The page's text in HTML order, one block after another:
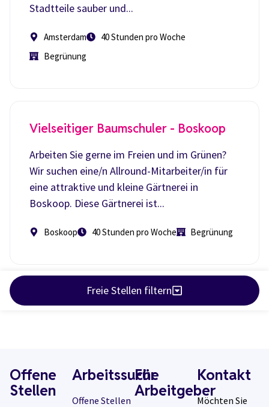
Stadtteile sauber und...
Amsterdam
40 Stunden pro Woche
Begrünung
Vielseitiger Baumschuler - Boskoop
Arbeiten Sie gerne im Freien und im Grünen?
Wir suchen eine/n Allround-Mitarbeiter/in für
eine attraktive und kleine Gärtnerei in
Boskoop. Diese Gärtnerei ist...
Boskoop 40 Stunden pro Woche Begrünung
Freie Stellen filtern
Offene
Stellen
Arbeitssuche
Offene Stellen
Für
Arbeitgeber
Kontakt
Möchten Sie